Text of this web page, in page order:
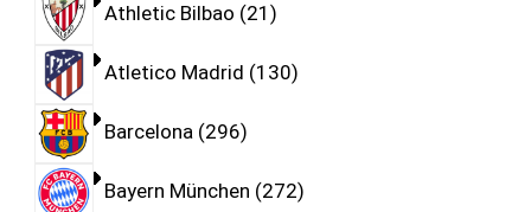
Athletic Bilbao 21
Atletico Madrid 130
Barcelona 296
Bayern München 272